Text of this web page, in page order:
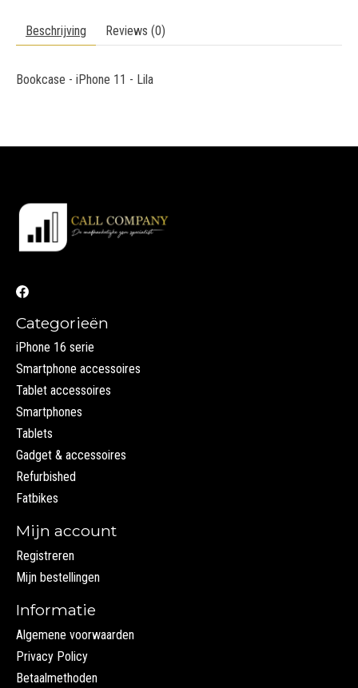
Beschrijving Reviews (0)
Bookcase - iPhone 11 - Lila
Categorieën
iPhone 16 serie
Smartphone accessoires
Tablet accessoires
Smartphones
Tablets
Gadget & accessoires
Refurbished
Fatbikes
Mijn account
Registreren
Mijn bestellingen
Informatie
Algemene voorwaarden
Privacy Policy
Betaalmethoden